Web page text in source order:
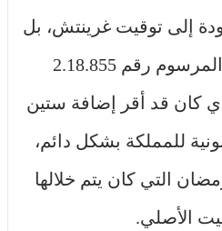
إلى توقيت غرينتش، بل
أيضاً لأنها تتضمن إلغاء المرسوم رقم 2.18.855
2018، والذي كان قد أقر إضافة ستين
للمملكة بشكل دائم،
التي كان يتم خلالها
الأصلي.